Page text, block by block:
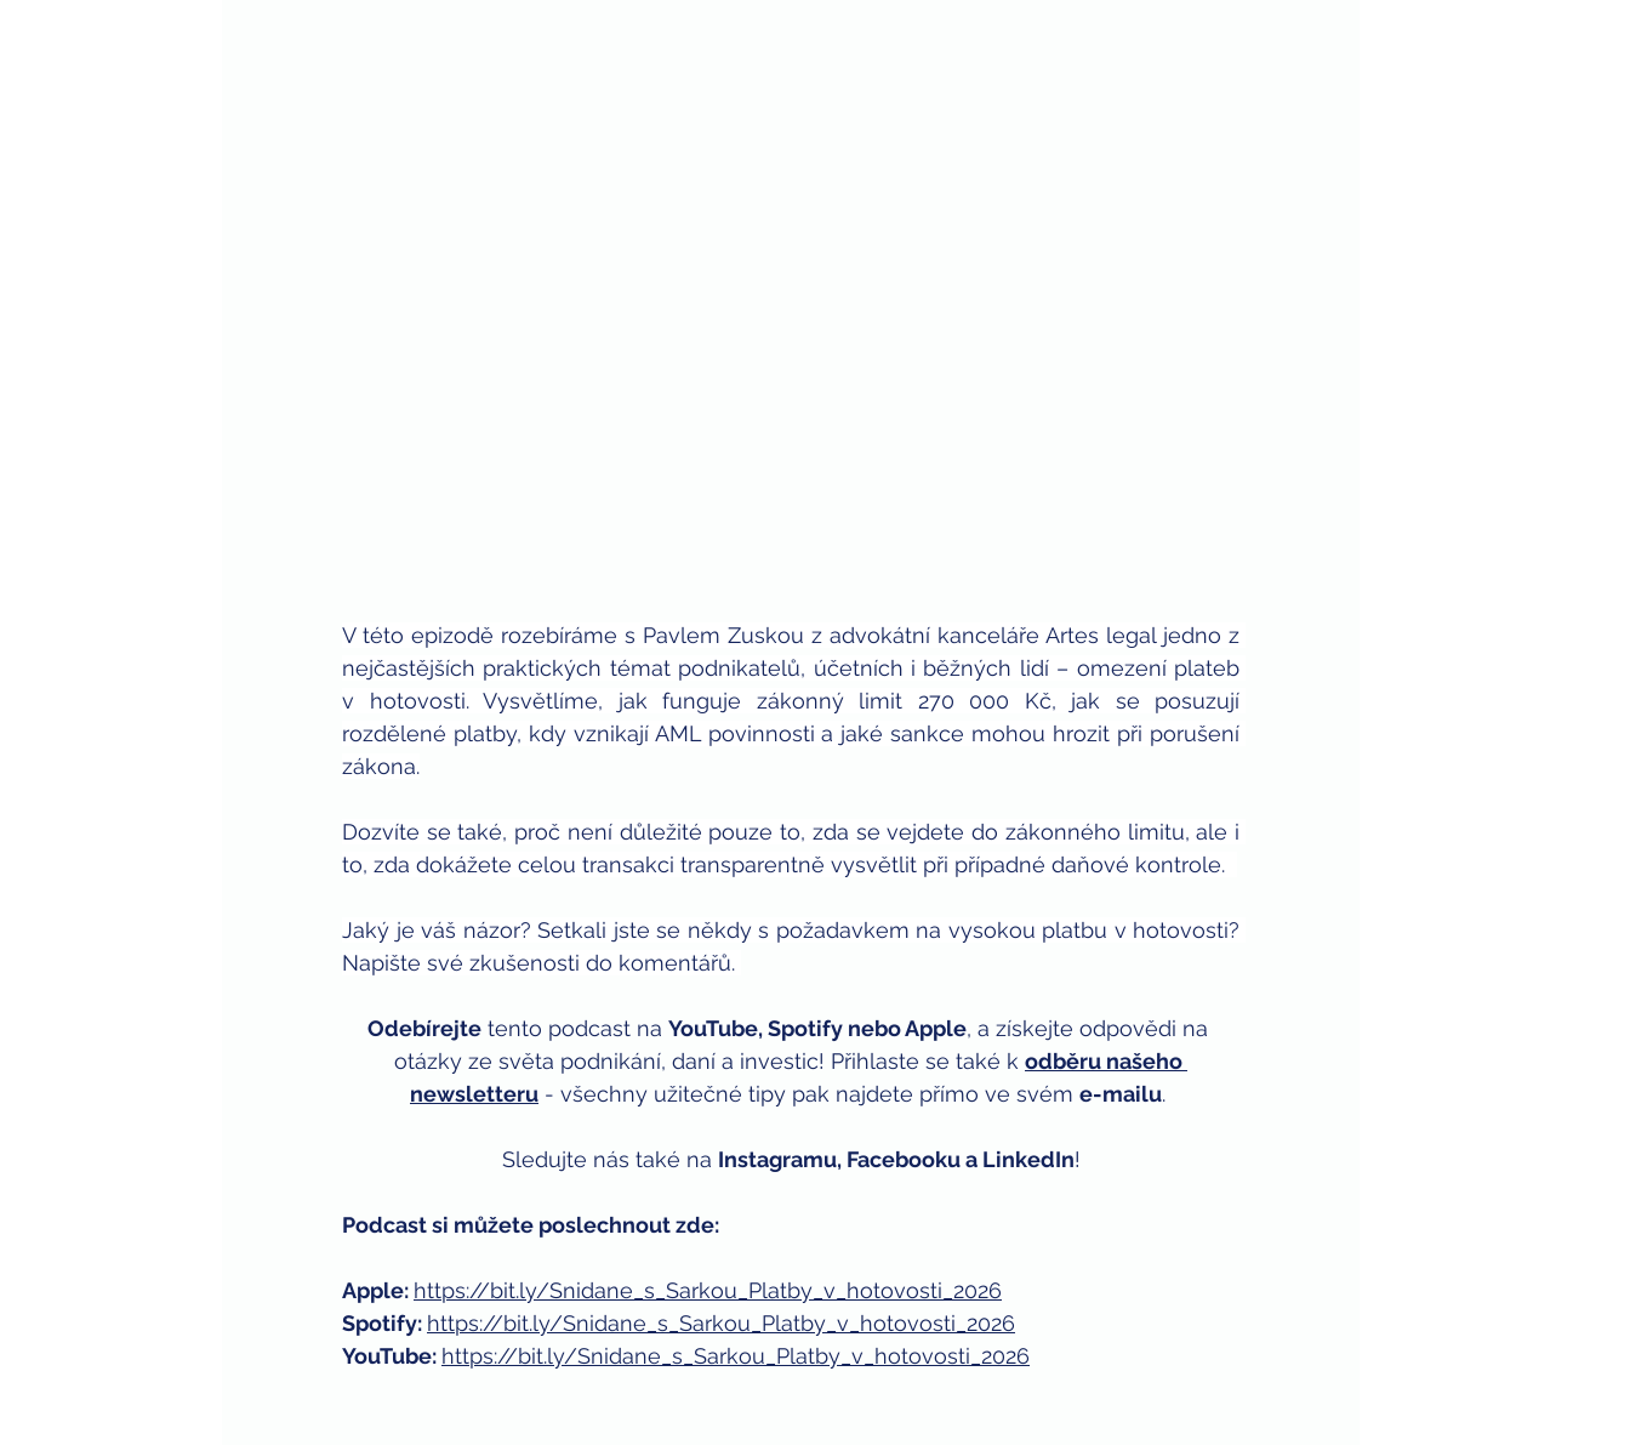
V této epizodě rozebíráme s Pavlem Zuskou z advokátní kanceláře Artes legal jedno z
nejčastějších praktických témat podnikatelů, účetních i běžných lidí – omezení plateb
v hotovosti. Vysvětlíme, jak funguje zákonný limit 270 000 Kč, jak se posuzují
rozdělené platby, kdy vznikají AML povinnosti a jaké sankce mohou hrozit při porušení
zákona.
Dozvíte se také, proč není důležité pouze to, zda se vejdete do zákonného limitu, ale i
to, zda dokážete celou transakci transparentně vysvětlit při případné daňové kontrole.
Jaký je váš názor? Setkali jste se někdy s požadavkem na vysokou platbu v hotovosti?
Napište své zkušenosti do komentářů.
Odebírejte tento podcast na YouTube, Spotify nebo Apple, a získejte odpovědi na
otázky ze světa podnikání, daní a investic! Přihlaste se také k odběru našeho
newsletteru - všechny užitečné tipy pak najdete přímo ve svém e-mailu.
Sledujte nás také na Instagramu, Facebooku a LinkedIn!
Podcast si můžete poslechnout zde:
Apple: https://bit.ly/Snidane_s_Sarkou_Platby_v_hotovosti_2026
Spotify: https://bit.ly/Snidane_s_Sarkou_Platby_v_hotovosti_2026
YouTube: https://bit.ly/Snidane_s_Sarkou_Platby_v_hotovosti_2026